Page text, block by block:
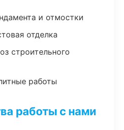
и отмостки
отделка
строительного
работы
работы с нами